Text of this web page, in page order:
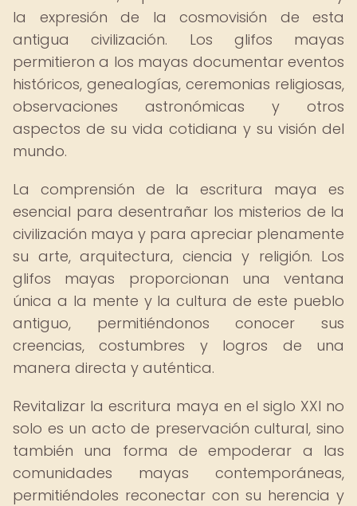
la expresión de la cosmovisión de esta
antigua civilización. Los glifos mayas
permitieron a los mayas documentar eventos
históricos, genealogías, ceremonias religiosas,
observaciones astronómicas y otros
aspectos de su vida cotidiana y su visión del
mundo.
La comprensión de la escritura maya es
esencial para desentrañar los misterios de la
civilización maya y para apreciar plenamente
su arte, arquitectura, ciencia y religión. Los
glifos mayas proporcionan una ventana
única a la mente y la cultura de este pueblo
antiguo, permitiéndonos conocer sus
creencias, costumbres y logros de una
manera directa y auténtica.
Revitalizar la escritura maya en el siglo XXI no
solo es un acto de preservación cultural, sino
también una forma de empoderar a las
comunidades mayas contemporáneas,
permitiéndoles reconectar con su herencia y